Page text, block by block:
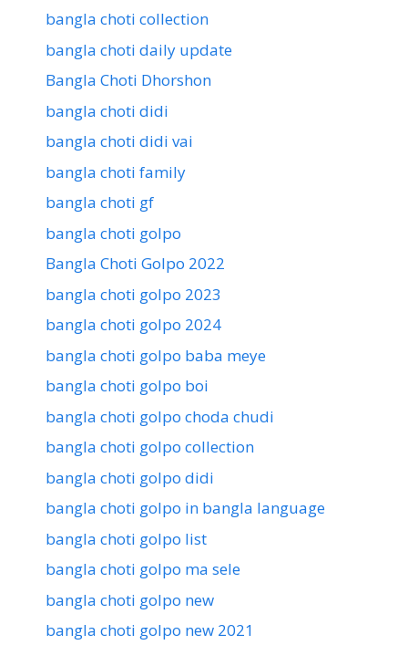
bangla choti collection
bangla choti daily update
Bangla Choti Dhorshon
bangla choti didi
bangla choti didi vai
bangla choti family
bangla choti gf
bangla choti golpo
Bangla Choti Golpo 2022
bangla choti golpo 2023
bangla choti golpo 2024
bangla choti golpo baba meye
bangla choti golpo boi
bangla choti golpo choda chudi
bangla choti golpo collection
bangla choti golpo didi
bangla choti golpo in bangla language
bangla choti golpo list
bangla choti golpo ma sele
bangla choti golpo new
bangla choti golpo new 2021